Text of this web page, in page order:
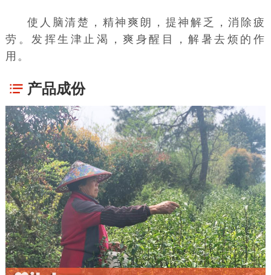
使人脑清楚，精神爽朗，提神解乏，消除疲
劳。发挥生津止渴，爽身醒目，解暑去烦的作
用。
产品成份